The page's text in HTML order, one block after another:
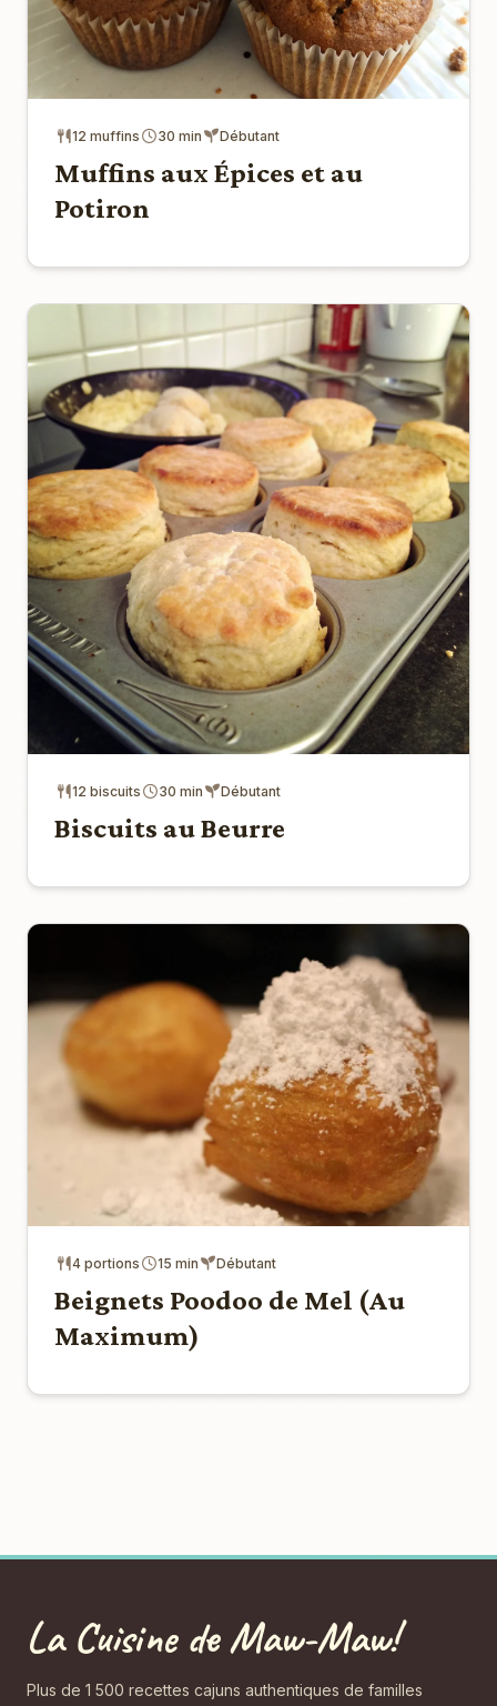
12 muffins 30 min Débutant
Muffins aux Épices et au
Potiron
12 biscuits 30 min Débutant
Biscuits au Beurre
4 portions 15 min Débutant
Beignets Poodoo de Mel (Au
Maximum)
La Cuisine de Maw-Maw!
Plus de 1 500 recettes cajuns authentiques de familles